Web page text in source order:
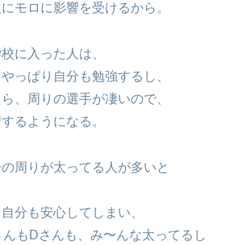
モロに影響を受けるから。
に入った人は、
っぱり自分も勉強するし、
、周りの選手が凄いので、
るようになる。
周りが太ってる人が多いと
分も安心してしまい、
もDさんも、み〜んな太ってるし